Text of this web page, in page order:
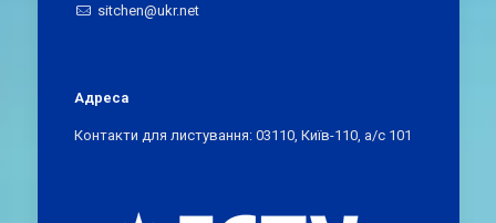
sitchen@ukr.net
Адреса
Контакти для листування: 03110, Київ-110, а/с 101